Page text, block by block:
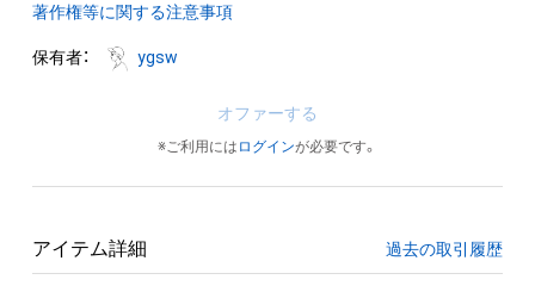
著作権等に関する注意事項
保有者： ygsw
オファーする
※ご利用には ログインが必要です。
アイテム詳細 過去の取引履歴